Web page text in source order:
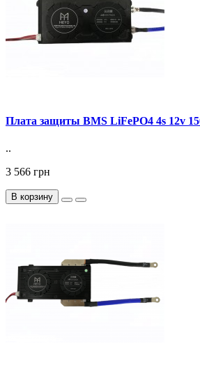
Плата защиты BMS LiFePO4 4s 12v
..
3 566 грн
В корзину